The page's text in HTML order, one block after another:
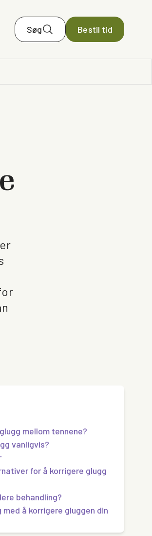
Søg Bestil tid
mellom tennene?
vanligvis?
for å korrigere glugg
behandling?
med å korrigere gluggen din